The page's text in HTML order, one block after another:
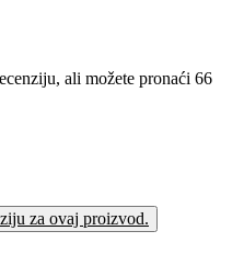
ali možete pronaći 66
za ovaj proizvod.